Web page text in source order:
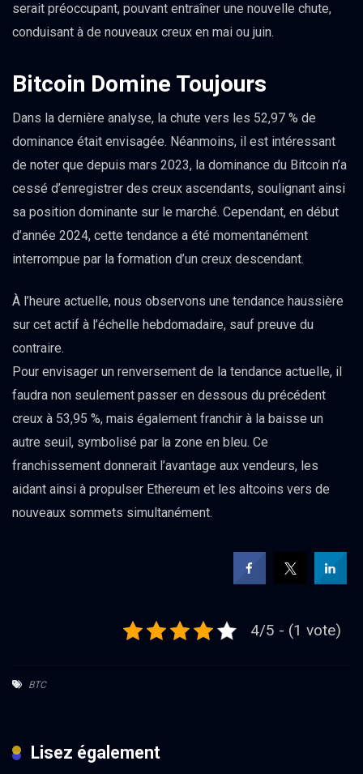
serait préoccupant, pouvant entraîner une nouvelle chute,
conduisant à de nouveaux creux en mai ou juin.
Bitcoin Domine Toujours
Dans la dernière analyse, la chute vers les 52,97 % de
dominance était envisagée. Néanmoins, il est intéressant
de noter que depuis mars 2023, la dominance du Bitcoin n’a
cessé d’enregistrer des creux ascendants, soulignant ainsi
sa position dominante sur le marché. Cependant, en début
d’année 2024, cette tendance a été momentanément
interrompue par la formation d’un creux descendant.
À l’heure actuelle, nous observons une tendance haussière
sur cet actif à l’échelle hebdomadaire, sauf preuve du
contraire.
Pour envisager un renversement de la tendance actuelle, il
faudra non seulement passer en dessous du précédent
creux à 53,95 %, mais également franchir à la baisse un
autre seuil, symbolisé par la zone en bleu. Ce
franchissement donnerait l’avantage aux vendeurs, les
aidant ainsi à propulser Ethereum et les altcoins vers de
nouveaux sommets simultanément.
4/5 - (1 vote)
BTC
Lisez également